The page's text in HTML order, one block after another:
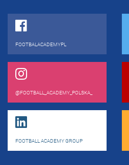
FOOTBALACADEMYPL
@FOOTBALL_ACADEMY_POLSKA_
FOOTBALL ACADEMY GROUP